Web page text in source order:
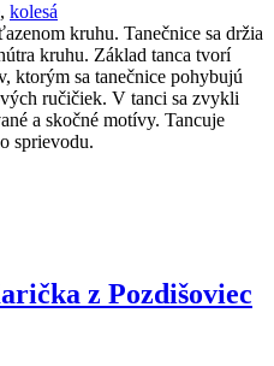
, kolesá
kruhu. Tanečnice sa držia
kruhu. Základ tanca tvorí
ktorým sa tanečnice pohybujú
ručičiek. V tanci sa zvykli
a skočné motívy. Tancuje
sprievodu.
z Pozdišoviec